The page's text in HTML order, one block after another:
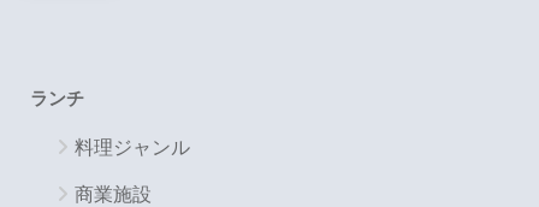
ランチ
料理ジャンル
商業施設